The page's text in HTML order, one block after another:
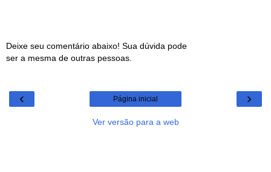
Deixe seu comentário abaixo! Sua dúvida pode
ser a mesma de outras pessoas.
‹ ›
Página inicial
Ver versão para a web